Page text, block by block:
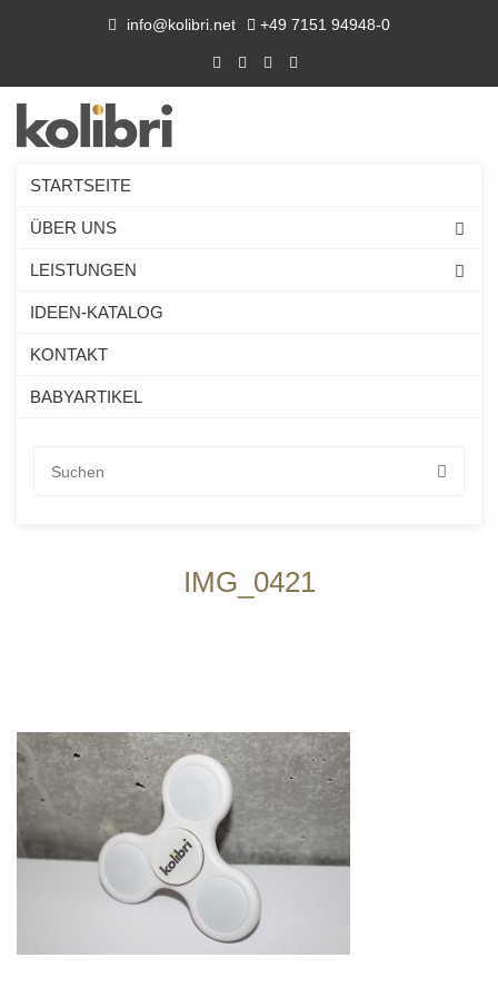
info@kolibri.net +49 7151 94948-0
STARTSEITE
ÜBER UNS
LEISTUNGEN
IDEEN-KATALOG
KONTAKT
BABYARTIKEL
IMG_0421